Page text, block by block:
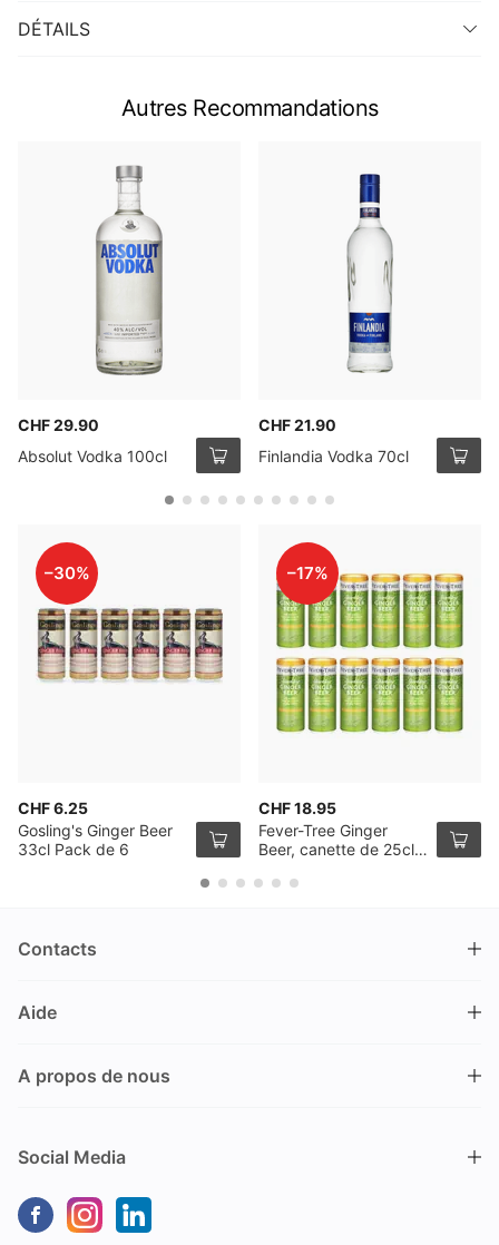
DÉTAILS
Autres Recommandations
CHF 29.90
Absolut Vodka 100cl
CHF 21.90
Finlandia Vodka 70cl
–30%
CHF 6.25
Gosling's Ginger Beer
33cl Pack de 6
–17%
CHF 18.95
Fever-Tree Ginger
Beer, canette de 25cl,
Contacts
Nüschelerstrasse 35
Suisse
info@drinks.ch
9.00 – 12.00 et de 13.30 – 17.00
Aide
Processus de commande
Livraison & Pick-up
Options de Payement
Dommages dus au transport
A propos de nous
A propos de nous
Durabilité
Social Media